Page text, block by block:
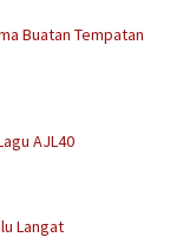
Buatan Tempatan
AJL40
Langat